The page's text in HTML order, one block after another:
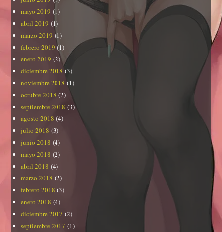
mayo 2019 (1)
abril 2019 (1)
marzo 2019 (1)
febrero 2019 (1)
enero 2019 (2)
diciembre 2018 (3)
noviembre 2018 (1)
octubre 2018 (2)
septiembre 2018 (3)
agosto 2018 (4)
julio 2018 (3)
junio 2018 (4)
mayo 2018 (2)
abril 2018 (4)
marzo 2018 (2)
febrero 2018 (3)
enero 2018 (4)
diciembre 2017 (2)
septiembre 2017 (1)